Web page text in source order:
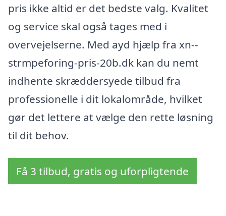
pris ikke altid er det bedste valg. Kvalitet
og service skal også tages med i
overvejelserne. Med ayd hjælp fra xn--
strmpeforing-pris-20b.dk kan du nemt
indhente skræddersyede tilbud fra
professionelle i dit lokalområde, hvilket
gør det lettere at vælge den rette løsning
til dit behov.
Få 3 tilbud, gratis og uforpligtende